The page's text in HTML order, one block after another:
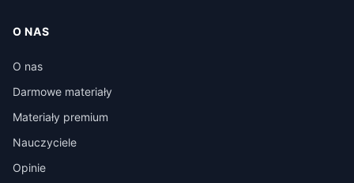
O NAS
O nas
Darmowe materiały
Materiały premium
Nauczyciele
Opinie